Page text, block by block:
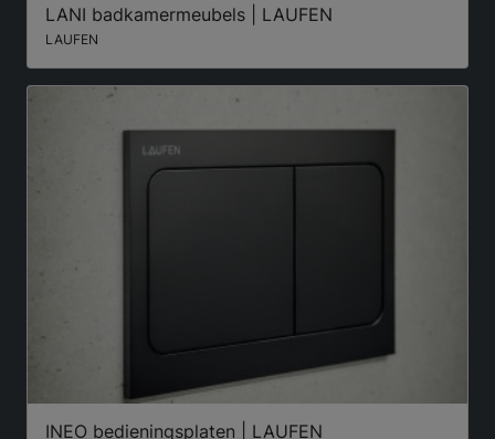
LANI badkamermeubels | LAUFEN
LAUFEN
INEO bedieningsplaten | LAUFEN